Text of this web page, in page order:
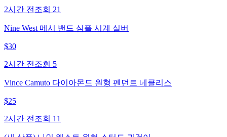
2시간 전 조회 21
Nine West 메시 밴드 심플 시계 실버
$30
2시간 전 조회 5
Vince Camuto 다이아몬드 원형 펜던트 네클리스
$25
2시간 전 조회 11